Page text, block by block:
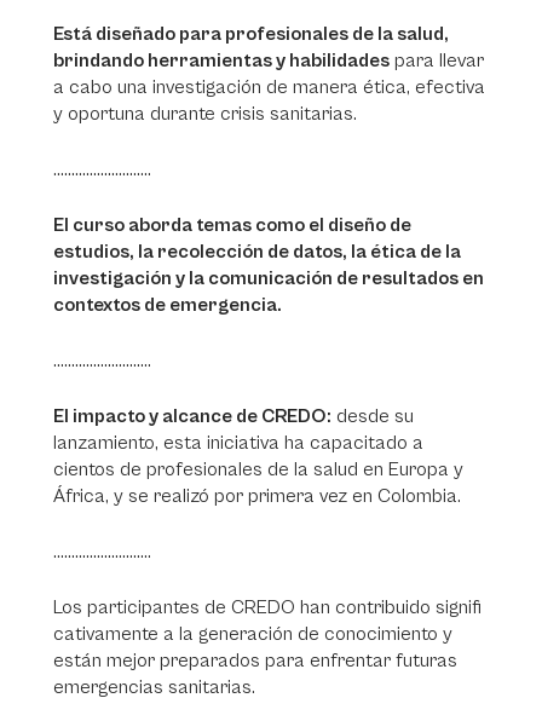
Está diseñado para profesionales de la salud,
brindando herramientas y habilidades para llevar
a cabo una investigación de manera ética, efectiva
y oportuna durante crisis sanitarias.
...........................
El curso aborda temas como el diseño de
estudios, la recolección de datos, la ética de la
investigación y la comunicación de resultados en
contextos de emergencia.
...........................
El impacto y alcance de CREDO: desde su
lanzamiento, esta iniciativa ha capacitado a
cientos de profesionales de la salud en Europa y
África, y se realizó por primera vez en Colombia.
...........................
Los participantes de CREDO han contribuido signifi
cativamente a la generación de conocimiento y
están mejor preparados para enfrentar futuras
emergencias sanitarias.